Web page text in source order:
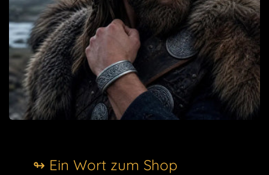
Geist der Wikinger ein.
Perfekt als Geschenk für Liebhaber dernordischen
Kultur.
Material: Resin
Größe: 5x6x10cm
Da eine Wikingerdekoration mit Begleitung noch schöner
↬ Ein Wort zum Shop